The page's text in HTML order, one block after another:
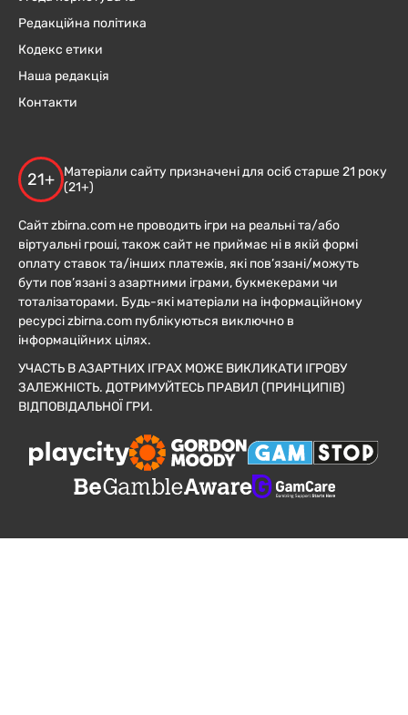
Редакційна політика
Кодекс етики
Наша редакція
Контакти
21+
Матеріали сайту призначені для осіб старше 21 року
(21+)
Сайт zbirna.com не проводить ігри на реальні та/або
віртуальні гроші, також сайт не приймає ні в якій формі
оплату ставок та/інших платежів, які пов’язані/можуть
бути пов’язані з азартними іграми, букмекерами чи
тоталізаторами. Будь-які матеріали на інформаційному
ресурсі zbirna.com публікуються виключно в
інформаційних цілях.
УЧАСТЬ В АЗАРТНИХ ІГРАХ МОЖЕ ВИКЛИКАТИ ІГРОВУ
ЗАЛЕЖНІСТЬ. ДОТРИМУЙТЕСЬ ПРАВИЛ (ПРИНЦИПІВ)
ВІДПОВІДАЛЬНОЇ ГРИ.